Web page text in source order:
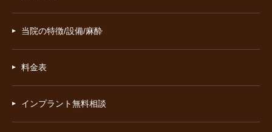
当院の特徴/設備/麻酔
料金表
インプラント無料相談